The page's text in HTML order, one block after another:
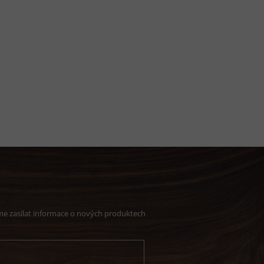
zasílat informace o nových produktech